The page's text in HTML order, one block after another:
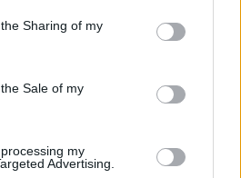
Sharing of my
Sale of my
my
Advertising.
junto à Ponte
desalojada em...